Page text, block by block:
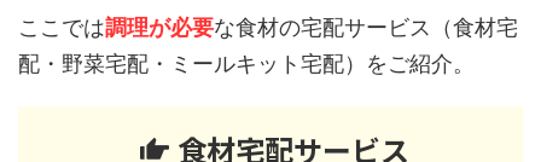
ここでは調理が必要な食材の宅配サービス（食材宅
配・野菜宅配・ミールキット宅配）をご紹介。
食材宅配サービス